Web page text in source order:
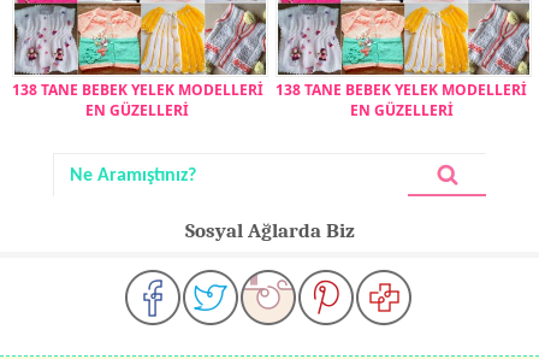
138 TANE BEBEK YELEK MODELLERİ
EN GÜZELLERİ
138 TANE BEBEK YELEK MODELLERİ
EN GÜZELLERİ
Sosyal Ağlarda Biz